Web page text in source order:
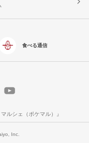
食べる通信
ルシェ（ポケマル）』
Inc.